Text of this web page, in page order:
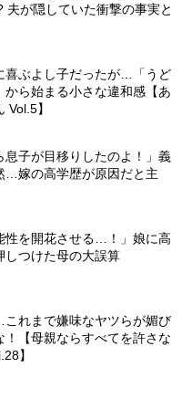
夫が隠していた衝撃の事実と
喜ぶよし子だったが…「うど
から始まる小さな違和感【あ
Vol.5】
息子が目移りしたのよ！」義
…嫁の高学歴が原因だと主
性を開花させる…！」娘に高
しつけた母の大誤算
れまで嫌味なヤツらが媚び
！【母親ならすべてを許さな
】